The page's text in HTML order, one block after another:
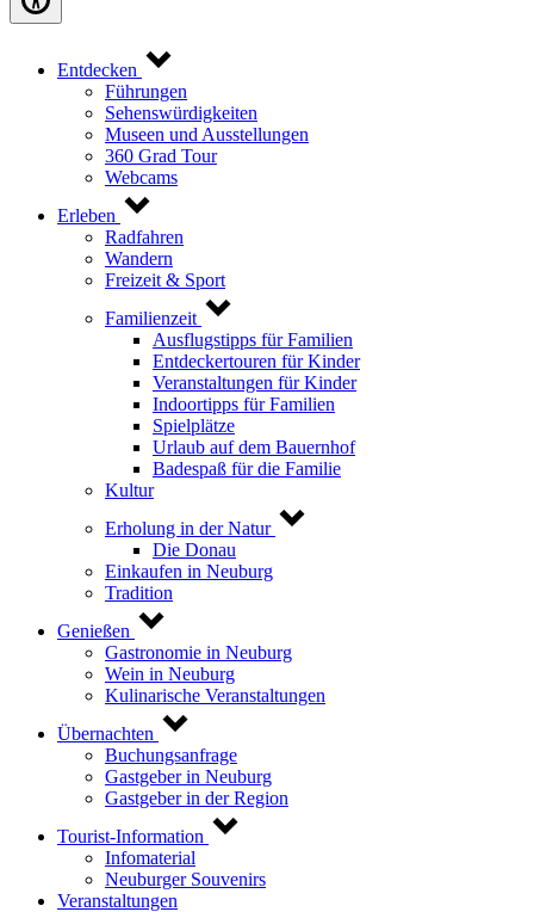
Entdecken
Führungen
Sehenswürdigkeiten
Museen und Ausstellungen
360 Grad Tour
Webcams
Erleben
Radfahren
Wandern
Freizeit & Sport
Familienzeit
Ausflugstipps für Familien
Entdeckertouren für Kinder
Veranstaltungen für Kinder
Indoortipps für Familien
Spielplätze
Urlaub auf dem Bauernhof
Badespaß für die Familie
Kultur
Erholung in der Natur
Die Donau
Einkaufen in Neuburg
Tradition
Genießen
Gastronomie in Neuburg
Wein in Neuburg
Kulinarische Veranstaltungen
Übernachten
Buchungsanfrage
Gastgeber in Neuburg
Gastgeber in der Region
Tourist-Information
Infomaterial
Neuburger Souvenirs
Veranstaltungen